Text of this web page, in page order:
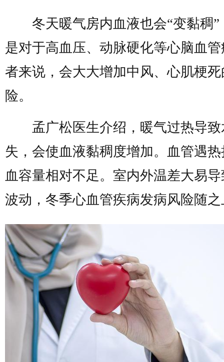
冬天暖气房内血液也会“变黏稠”
是对于高血压、动脉硬化等心脑血
者来说，会大大增加中风、心肌梗
险。
孟广松医生介绍，暖气过热导致
失，会使血液黏稠度增加。血管遇
血容量相对不足。室内外温差大易
波动，冬季心血管疾病发病风险随